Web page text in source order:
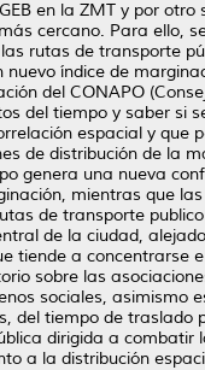
en la ZMT y por
cercano. Para
rutas de transporte
índice de
del CONAPO
del tiempo y saber
espacial y
de distribución de la
genera una nueva
mientras que
de transporte
de la ciudad,
tiende a
sobre las
sociales, asimismo
del tiempo de
dirigida a
a la distribución